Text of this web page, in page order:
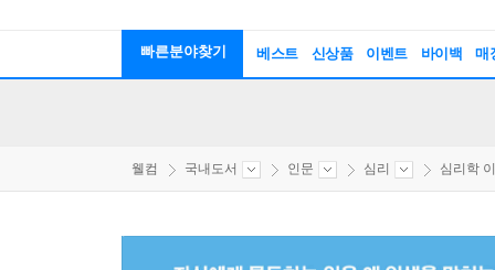
빠른분야찾기 베스트 신상품 이벤트 바이백 매
웰컴 국내도서 인문 심리 심리학